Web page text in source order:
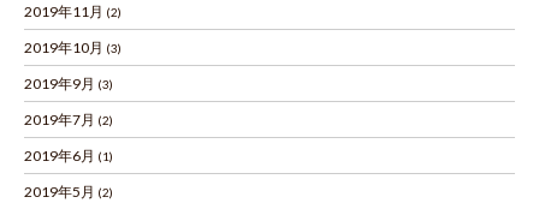
2019年11月 (2)
2019年10月 (3)
2019年9月 (3)
2019年7月 (2)
2019年6月 (1)
2019年5月 (2)